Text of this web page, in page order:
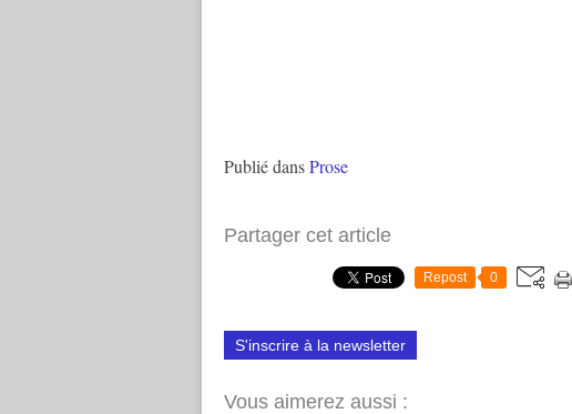
Publié dansProse
Partager cet article
Repost 0
S'inscrire à la newsletter
Vous aimerez aussi :